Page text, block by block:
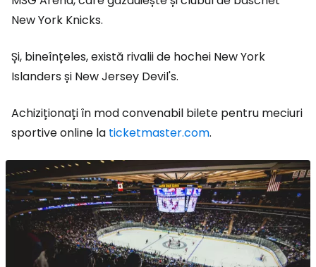
New York Knicks.
Și, bineînțeles, există rivalii de hochei New York
Islanders și New Jersey Devil's.
Achiziționați în mod convenabil bilete pentru meciuri
sportive online la ticketmaster.com.